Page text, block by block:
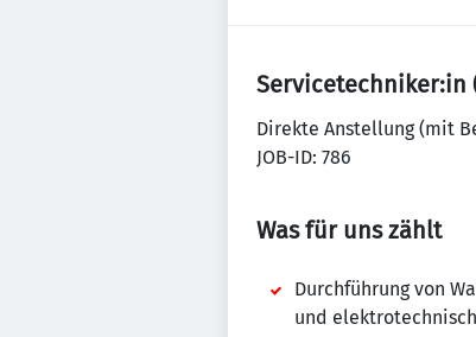
Servicetechniker:in
Direkte Anstellung (mit
JOB-ID: 786
Was für uns zählt
Durchführung von
und